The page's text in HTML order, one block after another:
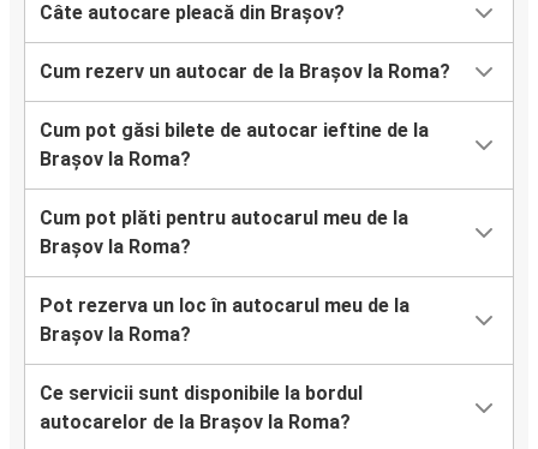
Câte autocare pleacă din Brașov?
Cum rezerv un autocar de la Brașov la Roma?
Cum pot găsi bilete de autocar ieftine de la
Brașov la Roma?
Cum pot plăti pentru autocarul meu de la
Brașov la Roma?
Pot rezerva un loc în autocarul meu de la
Brașov la Roma?
Ce servicii sunt disponibile la bordul
autocarelor de la Brașov la Roma?